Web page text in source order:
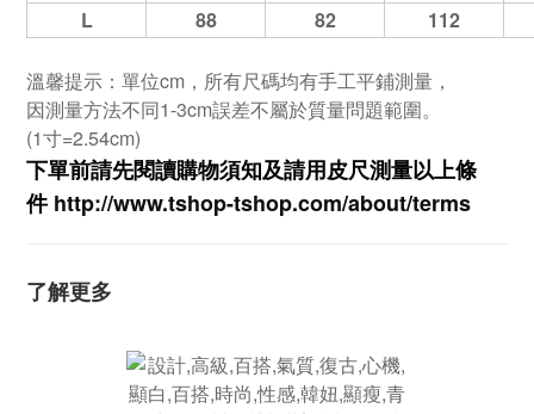
L
88 82 112
溫馨提示：單位cm，所有尺碼均有手工平鋪測量，
因測量方法不同1-3cm誤差不屬於質量問題範圍。
(1寸=2.54cm)
下單前請先閱讀購物須知及請用皮尺測量以上條
件 http://www.tshop-tshop.com/about/terms
了解更多